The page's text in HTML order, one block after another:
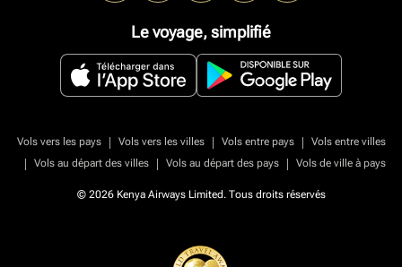
Le voyage, simplifié
Vols vers les pays | Vols vers les villes | Vols entre pays |
Vols entre villes
|
Vols au départ des villes | Vols au départ des pays | Vols de ville à pays
© 2026 Kenya Airways Limited. Tous droits réservés